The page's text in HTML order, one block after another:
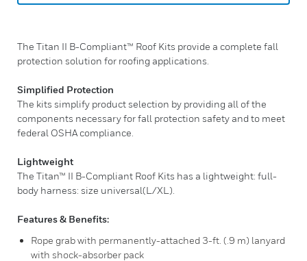
The Titan II B-Compliant™ Roof Kits provide a complete fall
protection solution for roofing applications.
Simplified Protection
The kits simplify product selection by providing all of the
components necessary for fall protection safety and to meet
federal OSHA compliance.
Lightweight
The Titan™ II B-Compliant Roof Kits has a lightweight: full-
body harness: size universal(L/XL).
Features & Benefits:
Rope grab with permanently-attached 3-ft. (.9 m) lanyard
with shock-absorber pack